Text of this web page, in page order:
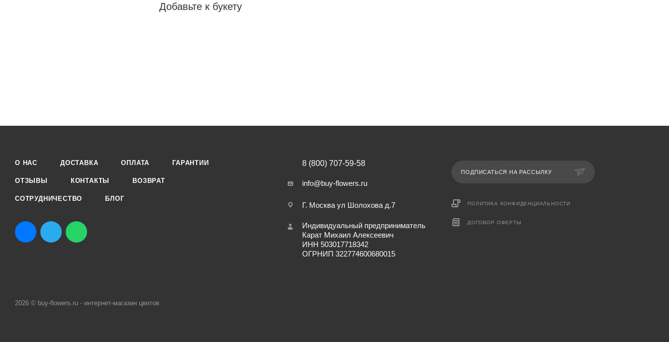
Добавьте к букету
О НАС ДОСТАВКА ОПЛАТА ГАРАНТИИ
ОТЗЫВЫ КОНТАКТЫ ВОЗВРАТ
СОТРУДНИЧЕСТВО БЛОГ
8 (800) 707-59-58
info@buy-flowers.ru
Г. Москва ул Шолохова д.7
Индивидуальный предприниматель
Карат Михаил Алексеевич
ИНН 503017718342
ОГРНИП 322774600680015
ПОДПИСАТЬСЯ НА РАССЫЛКУ
ПОЛИТИКА КОНФИДЕНЦИАЛЬНОСТИ
ДОГОВОР ОФЕРТЫ
2026 © buy-flowers.ru - интернет-магазин цветов